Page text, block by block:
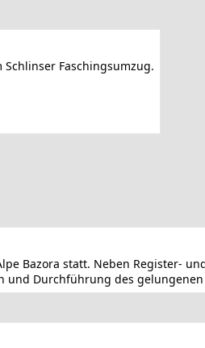
Faschingsumzug.
Bazora statt. Neben Register-
und Durchführung des gelungenen